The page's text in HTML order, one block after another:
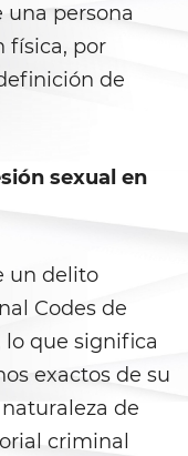
a
persona
física, por
de
sexual en
un delito
Codes de
lo que significa
exactos de su
de
criminal